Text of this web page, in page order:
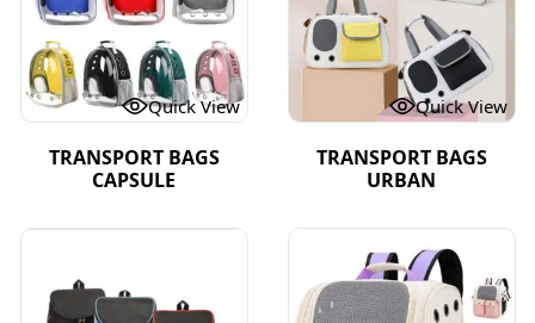
Quick View
TRANSPORT BAGS
CAPSULE
Quick View
TRANSPORT BAGS
URBAN